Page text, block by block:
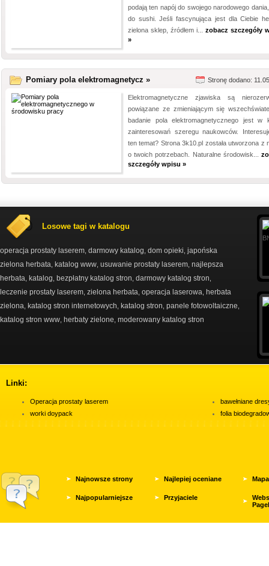
podają ten napój do swojego narodowego
do sushi. Jeśli fascynująca jest dla Ciebie
zielona sklep, źródłem i... zobacz szczegóły
»
Pomiary pola elektromagnetycz » Stronę dodano:
Elektromagnetyczne zjawiska są
powiązane ze zmieniającym się
badanie pola elektromagnetycznego jest w
zainteresowań szeregu naukowców.
ten temat? Strona 3k10.pl została utworzona z
o twoich potrzebach. Naturalne środowisk...
szczegóły wpisu »
Losowe tagi w katalogu
operacja prostaty laserem darmowy katalog dom opieki japońska
zielona herbata katalog www usuwanie prostaty laserem najlepsza
herbata katalog bezpłatny katalog stron darmowy katalog stron
leczenie prostaty laserem zielona herbata operacja laserowa herbata
zielona katalog stron internetowych katalog stron panele fotowoltaiczne
katalog stron www herbaty zielone moderowany katalog stron
Linki:
Operacja prostaty laserem
worki doypack
bawełniane
folia
Najnowsze strony Najlepiej oceniane
Najpopularniejsze Przyjaciele